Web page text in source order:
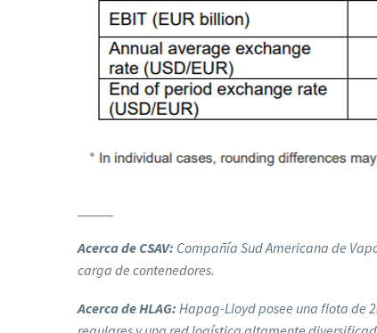
Acerca de CSAV: Compañía Sud Americana de
carga de contenedores.
Acerca de HLAG: Hapag-Lloyd posee una flota de